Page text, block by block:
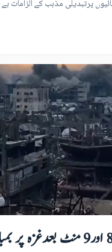
پرتبدیلی مذہب کے الزامات
اسرائیل ہر8 اور9 منٹ